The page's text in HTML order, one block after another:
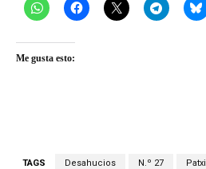
Me gusta esto:
TAGS Desahucios N.º 27 Patxi